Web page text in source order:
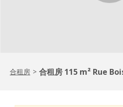
合租房 > 合租房 115 m² Rue